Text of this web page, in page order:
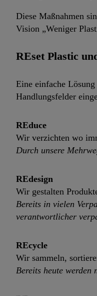
Diese Maßnahmen
Vision „Weniger
REset Plastic
Eine einfache
Handlungsfelder
REduce
Wir verzichten wo
Durch unsere
REdesign
Wir gestalten
Bereits in vielen
verantwortlicher
REcycle
Wir sammeln,
Bereits heute